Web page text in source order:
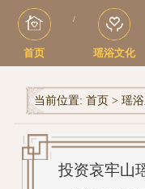
首页
/
瑶浴文化
当前位置: 首页 > 瑶
投资哀牢山